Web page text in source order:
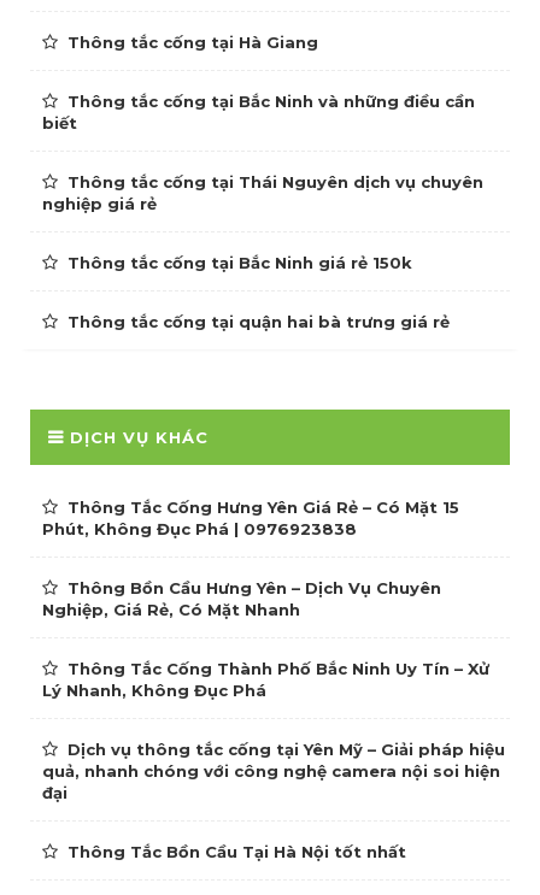
Thông tắc cống tại Hà Giang
Thông tắc cống tại Bắc Ninh và những điều cần
biết
Thông tắc cống tại Thái Nguyên dịch vụ chuyên
nghiệp giá rẻ
Thông tắc cống tại Bắc Ninh giá rẻ 150k
Thông tắc cống tại quận hai bà trưng giá rẻ
DỊCH VỤ KHÁC
Thông Tắc Cống Hưng Yên Giá Rẻ – Có Mặt 15
Phút, Không Đục Phá | 0976923838
Thông Bồn Cầu Hưng Yên – Dịch Vụ Chuyên
Nghiệp, Giá Rẻ, Có Mặt Nhanh
Thông Tắc Cống Thành Phố Bắc Ninh Uy Tín – Xử
Lý Nhanh, Không Đục Phá
Dịch vụ thông tắc cống tại Yên Mỹ – Giải pháp hiệu
quả, nhanh chóng với công nghệ camera nội soi hiện
đại
Thông Tắc Bồn Cầu Tại Hà Nội tốt nhất